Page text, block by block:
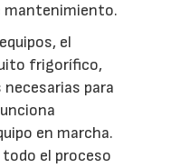
mantenimiento.
el
frigorífico,
para
en marcha.
todo el proceso